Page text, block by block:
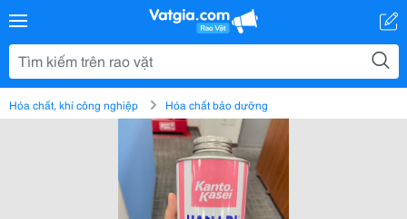
Hóa chất, khí công nghiệp Hóa chất bảo dưỡng